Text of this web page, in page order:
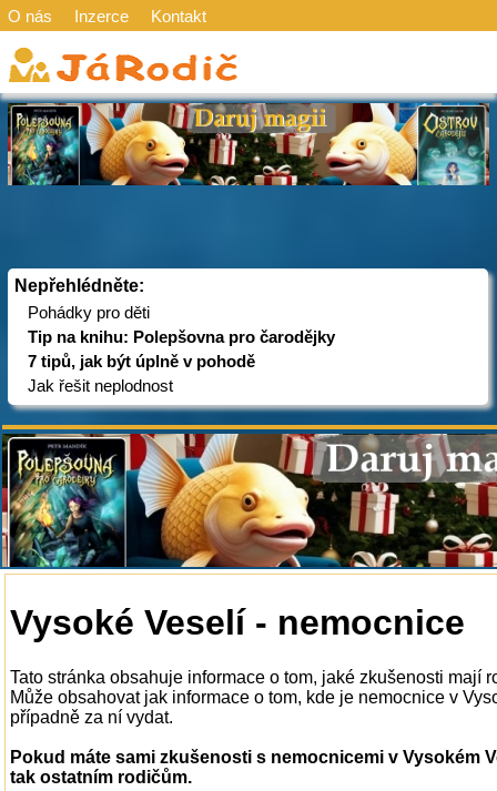
O nás Inzerce Kontakt
Nepřehlédněte:
Pohádky pro děti
Tip na knihu: Polepšovna pro čarodějky
7 tipů, jak být úplně v pohodě
Jak řešit neplodnost
Vysoké Veselí - nemocnice
Tato stránka obsahuje informace o tom, jaké zkušenosti mají
Může obsahovat jak informace o tom, kde je nemocnice v
případně za ní vydat.
Pokud máte sami zkušenosti s nemocnicemi v Vysokém
tak ostatním rodičům.